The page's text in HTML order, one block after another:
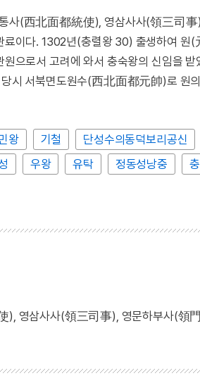
사(西北面都統使), 영삼사사(領三司
료이다. 1302년(충렬왕 30) 출생하여
원으로서 고려에 와서 충숙왕의 신임을
시 서북면도원수(西北面都元帥)로 원
왕 기철 단성수의동덕보리공신
우왕 유탁 정동성낭중
), 영삼사사(領三司事), 영문하부사(領